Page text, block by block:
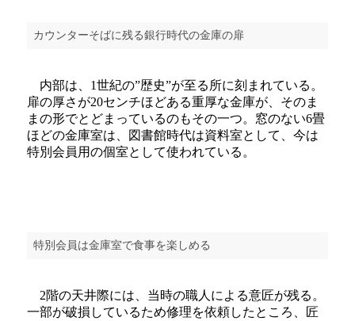
カウンターそばに残る銀行時代の金庫の扉
内部は、1世紀の”歴史”が至る所に刻まれている。
扉の厚さが20センチほどある重厚な金庫が、そのま
まの形でとどまっているのもその一つ。窓のない6畳
ほどの金庫室は、図書館時代は資料室として、今は
特別会員用の個室として使われている。
特別会員は金庫室で食事を楽しめる
2階の天井際には、当時の職人による意匠が残る。
一部が破損しているため修理を依頼したところ、匠